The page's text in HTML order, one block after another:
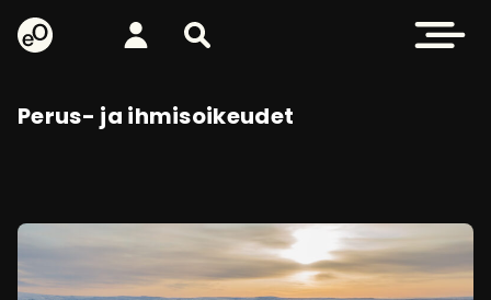
eOppiva - Etusivulle
Kirjaudu Etsi sivustolta Avaa
Perus- ja ihmisoikeudet